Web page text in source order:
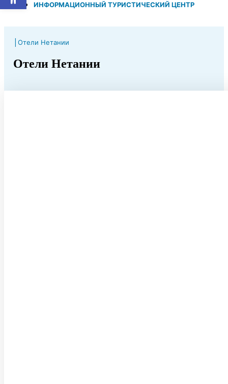
ИНФОРМАЦИОННЫЙ ТУРИСТИЧЕСКИЙ ЦЕНТР
|Отели Нетании
Отели Нетании